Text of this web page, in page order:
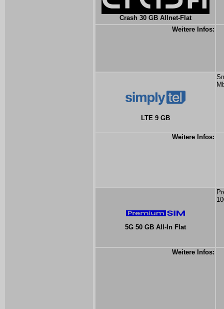
Crash 30 GB Allnet-Flat
Weitere Infos:
LTE 9 GB
Weitere Infos:
5G 50 GB All-In Flat
Weitere Infos: